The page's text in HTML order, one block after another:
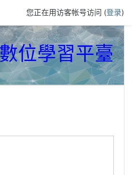
您正在用访客帐号访问 (登录)
位學習平臺